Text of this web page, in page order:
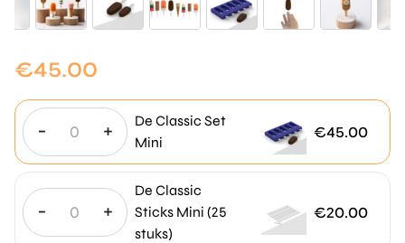
€45.00
- +
De Classic Set
Mini
€45.00
- +
De Classic
Sticks Mini (25
stuks)
€20.00